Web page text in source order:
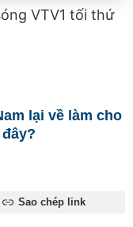
VTV1 tối thứ
lại về làm cho
Sao chép link